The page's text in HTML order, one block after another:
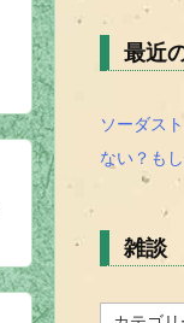
最近
ソーダス
ない？も
雑談